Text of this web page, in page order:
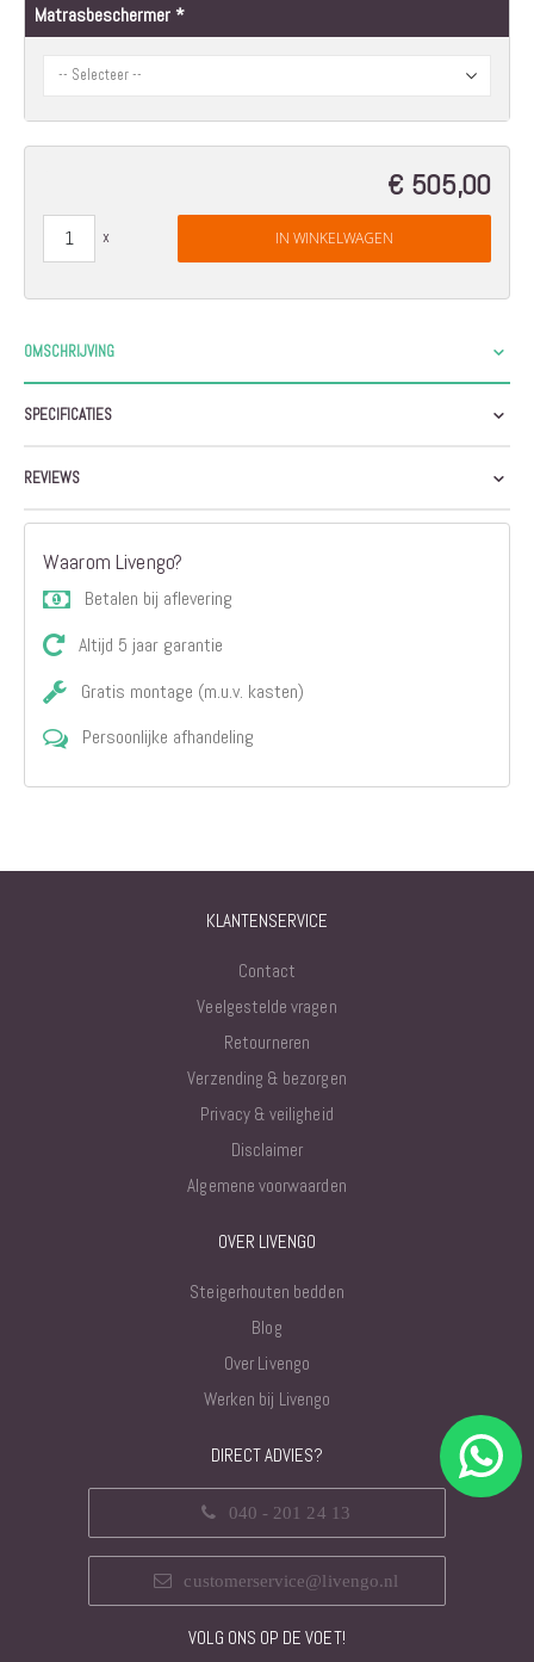
Matrasbeschermer
€ 505,00
IN WINKELWAGEN
OMSCHRIJVING
SPECIFICATIES
REVIEWS
Waarom Livengo?
Betalen bij aflevering
Altijd 5 jaar garantie
Gratis montage (m.u.v. kasten)
Persoonlijke afhandeling
KLANTENSERVICE
Contact
Veelgestelde vragen
Retourneren
Verzending & bezorgen
Privacy & veiligheid
Disclaimer
Algemene voorwaarden
OVER LIVENGO
Steigerhouten bedden
Blog
Over Livengo
Werken bij Livengo
DIRECT ADVIES?
040 - 201 24 13
customerservice@livengo.nl
VOLG ONS OP DE VOET!